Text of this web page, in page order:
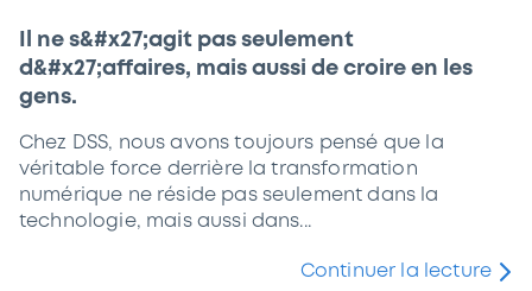
Il ne s&#x27;agit pas seulement
d&#x27;affaires, mais aussi de croire en les
gens.
Chez DSS, nous avons toujours pensé que la
véritable force derrière la transformation
numérique ne réside pas seulement dans la
technologie, mais aussi dans...
Continuer la lecture